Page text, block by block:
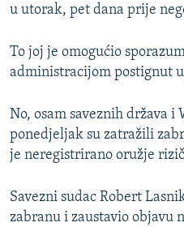
TRI DECENIJE OD RATA U BIH
SVE KARTE DEJTONA
NASTANAK I RASPAD JUGOSLAVIJE
u utorak, pet dana prije
To joj je omogućio
administracijom postignut
No, osam saveznih država i
ponedjeljak su zatražili
je neregistrirano oružje
Savezni sudac Robert
zabranu i zaustavio objavu